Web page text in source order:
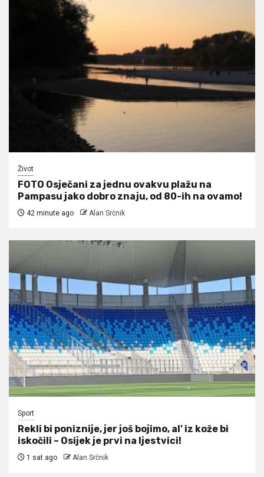
Život
FOTO Osječani za jednu ovakvu plažu na
Pampasu jako dobro znaju, od 80-ih na ovamo!
42 minute ago Alan Srčnik
Sport
Rekli bi poniznije, jer još bojimo, al’ iz kože bi
iskočili – Osijek je prvi na ljestvici!
1 sat ago Alan Srčnik